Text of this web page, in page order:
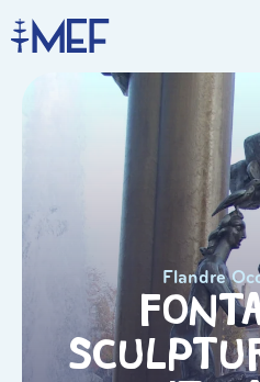
Flandre